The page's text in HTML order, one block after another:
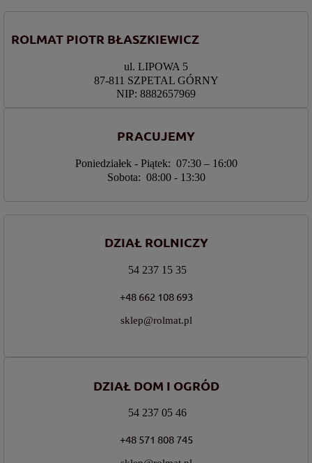
ROLMAT PIOTR BŁASZKIEWICZ
ul. LIPOWA 5
87-811 SZPETAL GÓRNY
NIP: 8882657969
PRACUJEMY
Poniedziałek - Piątek: 07:30 – 16:00
Sobota: 08:00 - 13:30
DZIAŁ ROLNICZY
54 237 15 35
+48 662 108 693
sklep@rolmat.pl
DZIAŁ DOM I OGRÓD
54 237 05 46
+48 571 808 745